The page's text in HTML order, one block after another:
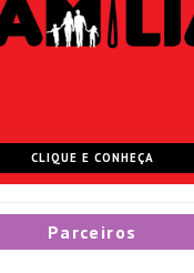
CLIQUE E CONHEÇA
Parceiros